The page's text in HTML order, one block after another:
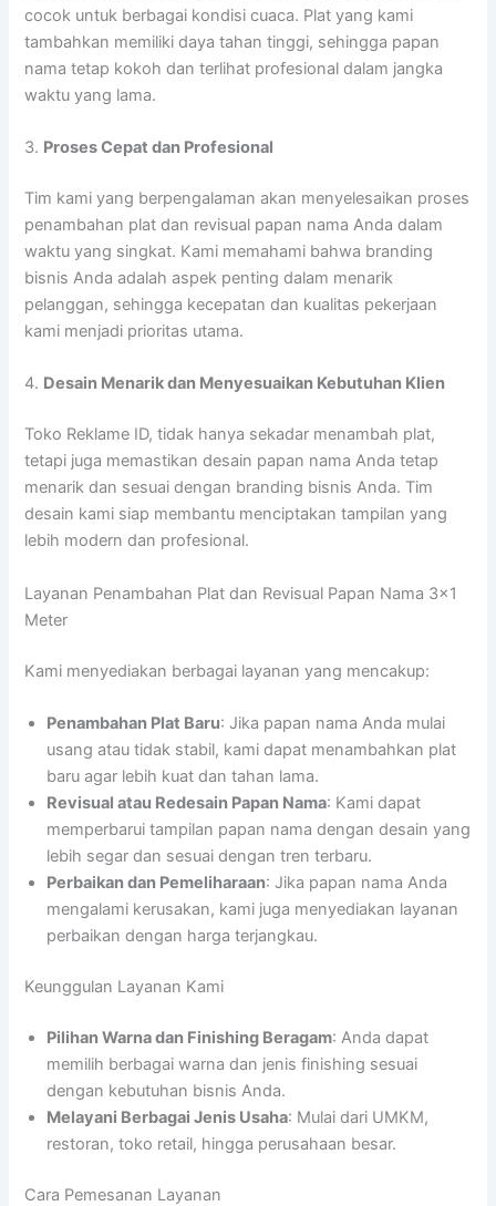
cocok untuk berbagai kondisi cuaca. Plat yang kami
tambahkan memiliki daya tahan tinggi, sehingga papan
nama tetap kokoh dan terlihat profesional dalam jangka
waktu yang lama.
3. Proses Cepat dan Profesional
Tim kami yang berpengalaman akan menyelesaikan proses
penambahan plat dan revisual papan nama Anda dalam
waktu yang singkat. Kami memahami bahwa branding
bisnis Anda adalah aspek penting dalam menarik
pelanggan, sehingga kecepatan dan kualitas pekerjaan
kami menjadi prioritas utama.
4. Desain Menarik dan Menyesuaikan Kebutuhan Klien
Toko Reklame ID, tidak hanya sekadar menambah plat,
tetapi juga memastikan desain papan nama Anda tetap
menarik dan sesuai dengan branding bisnis Anda. Tim
desain kami siap membantu menciptakan tampilan yang
lebih modern dan profesional.
Layanan Penambahan Plat dan Revisual Papan Nama 3×1
Meter
Kami menyediakan berbagai layanan yang mencakup:
Penambahan Plat Baru: Jika papan nama Anda mulai
usang atau tidak stabil, kami dapat menambahkan plat
baru agar lebih kuat dan tahan lama.
Revisual atau Redesain Papan Nama: Kami dapat
memperbarui tampilan papan nama dengan desain yang
lebih segar dan sesuai dengan tren terbaru.
Perbaikan dan Pemeliharaan: Jika papan nama Anda
mengalami kerusakan, kami juga menyediakan layanan
perbaikan dengan harga terjangkau.
Keunggulan Layanan Kami
Pilihan Warna dan Finishing Beragam: Anda dapat
memilih berbagai warna dan jenis finishing sesuai
dengan kebutuhan bisnis Anda.
Melayani Berbagai Jenis Usaha: Mulai dari UMKM,
restoran, toko retail, hingga perusahaan besar.
Cara Pemesanan Layanan